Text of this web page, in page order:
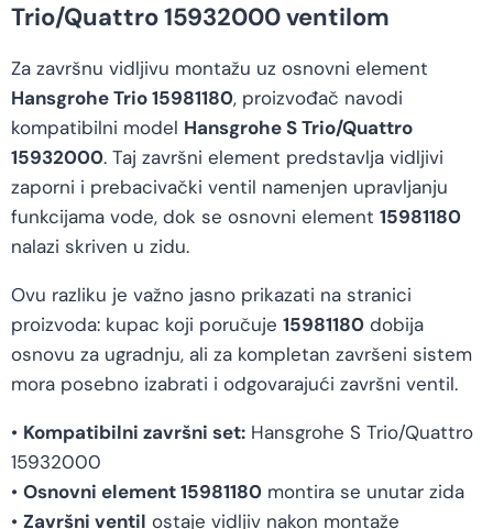
Trio/Quattro 15932000 ventilom
Za završnu vidljivu montažu uz osnovni element
Hansgrohe Trio 15981180, proizvođač navodi
kompatibilni model Hansgrohe S Trio/Quattro
15932000. Taj završni element predstavlja vidljivi
zaporni i prebacivački ventil namenjen upravljanju
funkcijama vode, dok se osnovni element 15981180
nalazi skriven u zidu.
Ovu razliku je važno jasno prikazati na stranici
proizvoda: kupac koji poručuje 15981180 dobija
osnovu za ugradnju, ali za kompletan završeni sistem
mora posebno izabrati i odgovarajući završni ventil.
• Kompatibilni završni set: Hansgrohe S Trio/Quattro
15932000
• Osnovni element 15981180 montira se unutar zida
• Završni ventil ostaje vidljiv nakon montaže